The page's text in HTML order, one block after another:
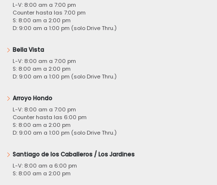
L-V: 8:00 am a 7:00 pm
Counter hasta las 7:00 pm
S: 8:00 am a 2:00 pm
D: 9:00 am a 1:00 pm (solo Drive Thru.)
Bella Vista
L-V: 8:00 am a 7:00 pm
S: 8:00 am a 2:00 pm
D: 9:00 am a 1:00 pm (solo Drive Thru.)
Arroyo Hondo
L-V: 8:00 am a 7:00 pm
Counter hasta las 6:00 pm
S: 8:00 am a 2:00 pm
D: 9:00 am a 1:00 pm (solo Drive Thru.)
Santiago de los Caballeros / Los Jardines
L-V: 8:00 am a 6:00 pm
S: 8:00 am a 2:00 pm